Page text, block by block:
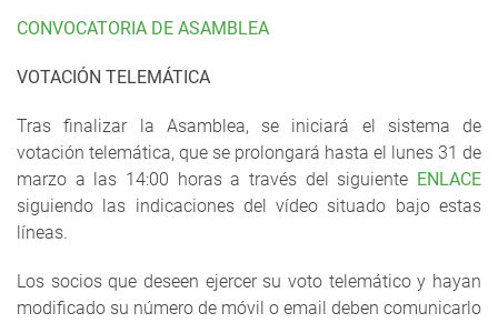
CONVOCATORIA DE ASAMBLEA
VOTACIÓN TELEMÁTICA
Tras finalizar la Asamblea, se iniciará el sistema de
votación telemática, que se prolongará hasta el lunes 31 de
marzo a las 14:00 horas a través del siguiente ENLACE
siguiendo las indicaciones del vídeo situado bajo estas
líneas.
Los socios que deseen ejercer su voto telemático y hayan
modificado su número de móvil o email deben comunicarlo